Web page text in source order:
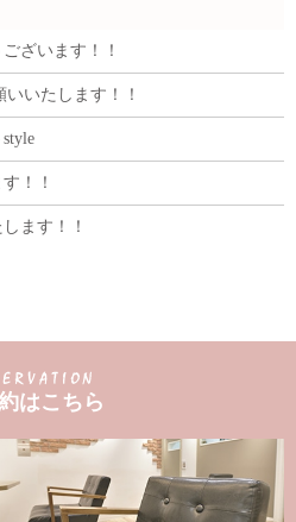
ざいます！！
いたします！！
！！
ます！！
はこちら